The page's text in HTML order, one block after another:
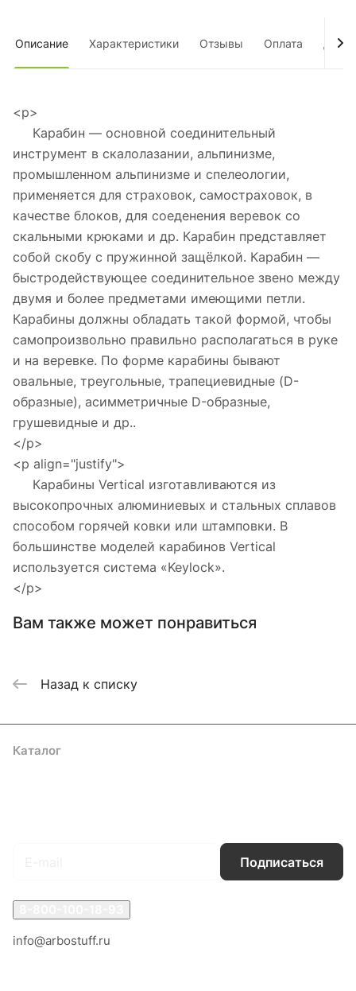
Описание Характеристики Отзывы Оплата
<p>
Карабин — основной соединительный
инструмент в скалолазании, альпинизме,
промышленном альпинизме и спелеологии,
применяется для страховок, самостраховок, в
качестве блоков, для соеденения веревок со
скальными крюками и др. Карабин представляет
собой скобу с пружинной защёлкой. Карабин —
быстродействующее соединительное звено между
двумя и более предметами имеющими петли.
Карабины должны обладать такой формой, чтобы
самопроизвольно правильно располагаться в руке
и на веревке. По форме карабины бывают
овальные, треугольные, трапециевидные (D-
образные), асимметричные D-образные,
грушевидные и др..
</p>
<p align="justify">
Карабины Vertical изготавливаются из
высокопрочных алюминиевых и стальных сплавов
способом горячей ковки или штамповки. В
большинстве моделей карабинов Vertical
используется система «Keylock».
</p>
Вам также может понравиться
Назад к списку
Каталог
Подписаться
info@arbostuff.ru